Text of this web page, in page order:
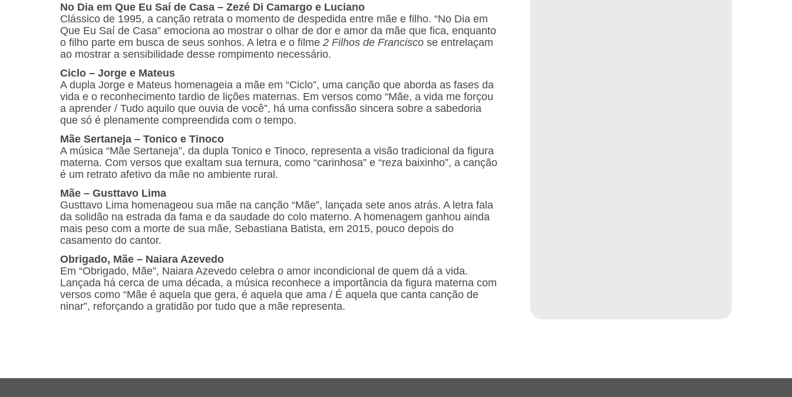
No Dia em Que Eu Saí de Casa – Zezé Di Camargo e Luciano
Clássico de 1995, a canção retrata o momento de despedida entre mãe e filho. “No Dia em
Que Eu Saí de Casa” emociona ao mostrar o olhar de dor e amor da mãe que fica, enquanto
o filho parte em busca de seus sonhos. A letra e o filme 2 Filhos de Francisco se entrelaçam
ao mostrar a sensibilidade desse rompimento necessário.
Ciclo – Jorge e Mateus
A dupla Jorge e Mateus homenageia a mãe em “Ciclo”, uma canção que aborda as fases da
vida e o reconhecimento tardio de lições maternas. Em versos como “Mãe, a vida me forçou
a aprender / Tudo aquilo que ouvia de você”, há uma confissão sincera sobre a sabedoria
que só é plenamente compreendida com o tempo.
Mãe Sertaneja – Tonico e Tinoco
A música “Mãe Sertaneja”, da dupla Tonico e Tinoco, representa a visão tradicional da figura
materna. Com versos que exaltam sua ternura, como “carinhosa” e “reza baixinho”, a canção
é um retrato afetivo da mãe no ambiente rural.
Mãe – Gusttavo Lima
Gusttavo Lima homenageou sua mãe na canção “Mãe”, lançada sete anos atrás. A letra fala
da solidão na estrada da fama e da saudade do colo materno. A homenagem ganhou ainda
mais peso com a morte de sua mãe, Sebastiana Batista, em 2015, pouco depois do
casamento do cantor.
Obrigado, Mãe – Naiara Azevedo
Em “Obrigado, Mãe”, Naiara Azevedo celebra o amor incondicional de quem dá a vida.
Lançada há cerca de uma década, a música reconhece a importância da figura materna com
versos como “Mãe é aquela que gera, é aquela que ama / É aquela que canta canção de
ninar”, reforçando a gratidão por tudo que a mãe representa.